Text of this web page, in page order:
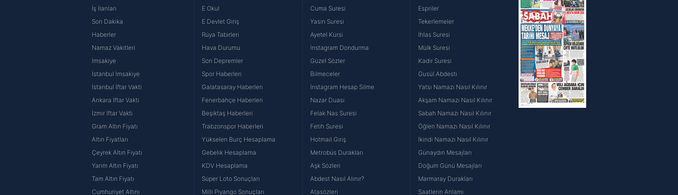
İş İlanları
Son Dakika
Haberler
Namaz Vakitleri
İmsakiye
İstanbul İmsakiye
İstanbul İftar Vakti
Ankara İftar Vakti
İzmir İftar Vakti
Gram Altın Fiyatı
Altın Fiyatları
Çeyrek Altın Fiyatı
Yarım Altın Fiyatı
Tam Altın Fiyatı
Cumhuriyet Altını
E Okul
E Devlet Giriş
Rüya Tabirleri
Hava Durumu
Son Depremler
Spor Haberleri
Galatasaray Haberleri
Fenerbahçe Haberleri
Beşiktaş Haberleri
Trabzonspor Haberleri
Yükselen Burç Hesaplama
Gebelik Hesaplama
KDV Hesaplama
Süper Loto Sonuçları
Milli Piyango Sonuçları
Cuma Suresi
Yasin Suresi
Ayetel Kürsi
İnstagram Dondurma
Güzel Sözler
Bilmeceler
İnstagram Hesap Silme
Nazar Duası
Felak Nas Suresi
Fetih Suresi
Hotmail Giriş
Metrobüs Durakları
Aşk Sözleri
Abdest Nasıl Alınır?
Atasözleri
Espriler
Tekerlemeler
İhlas Suresi
Mülk Suresi
Kadir Suresi
Gusül Abdesti
Yatsı Namazı Nasıl Kılınır
Akşam Namazı Nasıl Kılınır
Sabah Namazı Nasıl Kılınır
Öğlen Namazı Nasıl Kılınır
İkindi Namazı Nasıl Kılınır
Günaydın Mesajları
Doğum Günü Mesajları
Marmaray Durakları
Saatlerin Anlamı